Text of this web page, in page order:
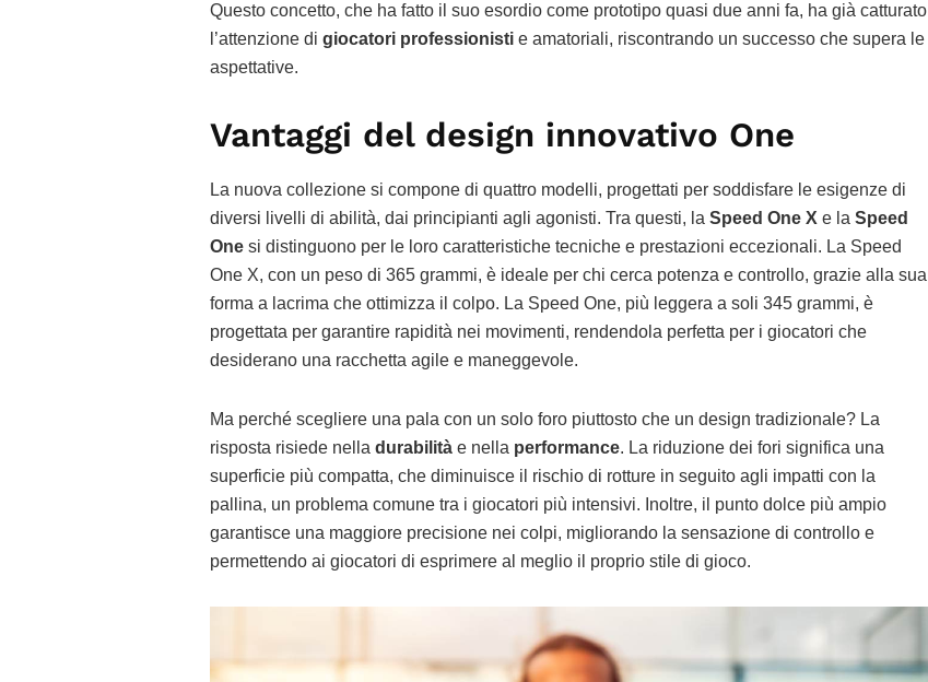
Questo concetto, che ha fatto il suo esordio come prototipo quasi due anni fa, ha già catturato
l’attenzione di giocatori professionisti e amatoriali, riscontrando un successo che supera le
aspettative.
Vantaggi del design innovativo One
La nuova collezione si compone di quattro modelli, progettati per soddisfare le esigenze di
diversi livelli di abilità, dai principianti agli agonisti. Tra questi, la Speed One X e la Speed
One si distinguono per le loro caratteristiche tecniche e prestazioni eccezionali. La Speed
One X, con un peso di 365 grammi, è ideale per chi cerca potenza e controllo, grazie alla sua
forma a lacrima che ottimizza il colpo. La Speed One, più leggera a soli 345 grammi, è
progettata per garantire rapidità nei movimenti, rendendola perfetta per i giocatori che
desiderano una racchetta agile e maneggevole.
Ma perché scegliere una pala con un solo foro piuttosto che un design tradizionale? La
risposta risiede nella durabilità e nella performance. La riduzione dei fori significa una
superficie più compatta, che diminuisce il rischio di rotture in seguito agli impatti con la
pallina, un problema comune tra i giocatori più intensivi. Inoltre, il punto dolce più ampio
garantisce una maggiore precisione nei colpi, migliorando la sensazione di controllo e
permettendo ai giocatori di esprimere al meglio il proprio stile di gioco.